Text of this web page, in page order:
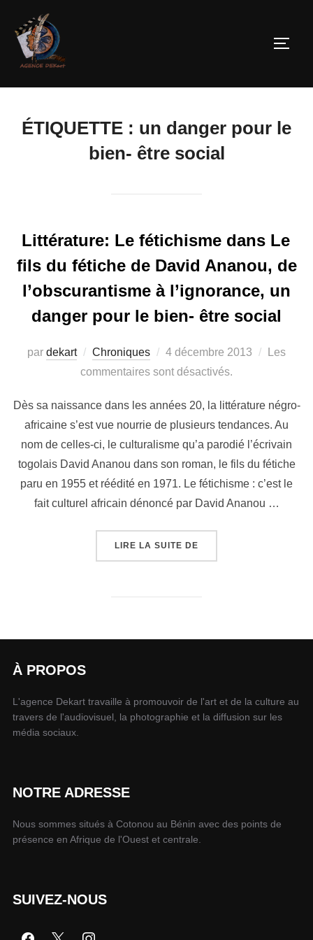
ÉTIQUETTE : un danger pour le
bien- être social
Littérature: Le fétichisme dans Le
fils du fétiche de David Ananou, de
l’obscurantisme à l’ignorance, un
danger pour le bien- être social
par dekart Chroniques 4 décembre 2013
Les
commentaires sont désactivés.
Dès sa naissance dans les années 20, la littérature négro-
africaine s’est vue nourrie de plusieurs tendances. Au
nom de celles-ci, le culturalisme qu’a parodié l’écrivain
togolais David Ananou dans son roman, le fils du fétiche
paru en 1955 et réédité en 1971. Le fétichisme : c’est le
fait culturel africain dénoncé par David Ananou …
LIRE LA SUITE DE
À PROPOS
L'agence Dekart travaille à promouvoir de l'art et de la culture au
travers de l'audiovisuel, la photographie et la diffusion sur les
média sociaux.
NOTRE ADRESSE
Nous sommes situés à Cotonou au Bénin avec des points de
présence en Afrique de l'Ouest et centrale.
SUIVEZ-NOUS